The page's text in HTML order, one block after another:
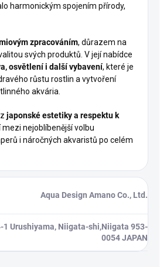
harmonickým spojením přírody,
zpracováním, důrazem na
svých produktů. V její nabídce
osvětlení i další vybavení, které je
růstu rostlin a vytvoření
akvária.
japonské estetiky a respektu k
nejoblíbenější volbu
i náročných akvaristů po celém
Aqua Design Amano Co., Ltd.
1 Urushiyama, Niigata-shi,Niigata 953-
0054 JAPAN